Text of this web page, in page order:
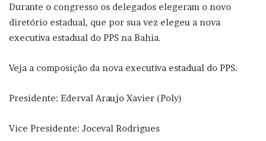
Durante o congresso os delegados elegeram o novo
diretório estadual, que por sua vez elegeu a nova
executiva estadual do PPS na Bahia.
Veja a composição da nova executiva estadual do PPS.
Presidente: Ederval Araujo Xavier (Poly)
Vice Presidente: Joceval Rodrigues